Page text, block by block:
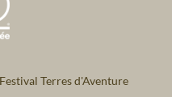
Festival Terres d'Aventure